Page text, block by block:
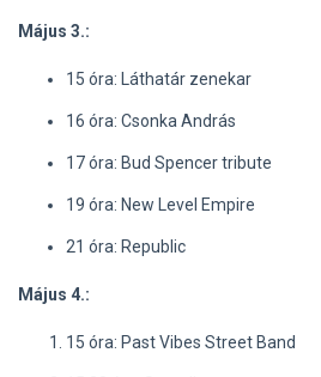
Május 3.:
15 óra: Láthatár zenekar
16 óra: Csonka András
17 óra: Bud Spencer tribute
19 óra: New Level Empire
21 óra: Republic
Május 4.:
15 óra: Past Vibes Street Band